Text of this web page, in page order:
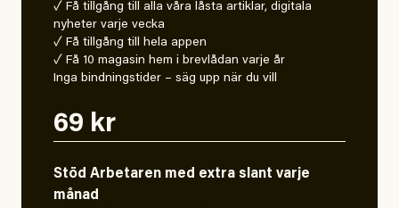
✓ Få tillgång till alla våra låsta artiklar, digitala
nyheter varje vecka
✓ Få tillgång till hela appen
✓ Få 10 magasin hem i brevlådan varje år
Inga bindningstider – säg upp när du vill
69 kr
Stöd Arbetaren med extra slant varje
månad